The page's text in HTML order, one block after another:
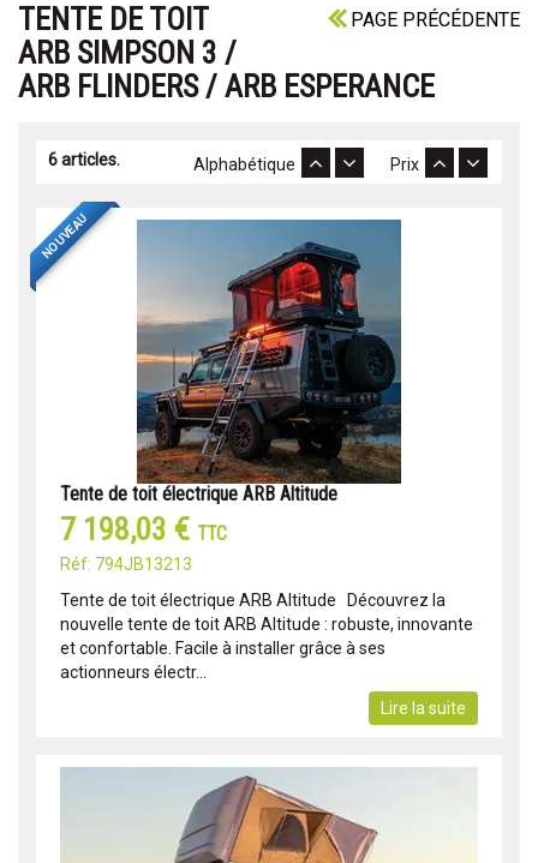
PAGE PRÉCÉDENTE
TENTE DE TOIT
ARB SIMPSON 3 /
ARB FLINDERS / ARB ESPERANCE
6 articles. Prix
Alphabétique
NOUVEAU
Tente de toit électrique ARB Altitude
7 198,03 € TTC
Réf: 794JB13213
Tente de toit électrique ARB Altitude Découvrez la
nouvelle tente de toit ARB Altitude : robuste, innovante
et confortable. Facile à installer grâce à ses
actionneurs électr...
Lire la suite